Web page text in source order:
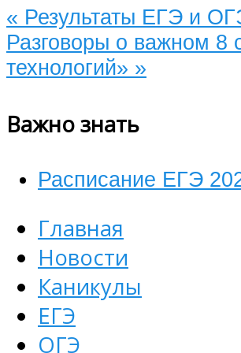
« Результаты ЕГЭ и
Разговоры о важном 8
технологий» »
Важно знать
Расписание ЕГЭ
Главная
Новости
Каникулы
ЕГЭ
ОГЭ